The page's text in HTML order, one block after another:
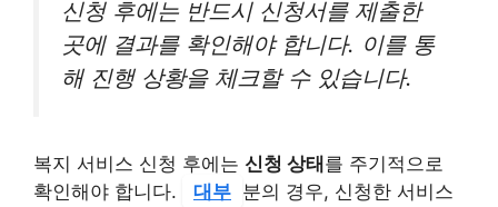
신청 후에는 반드시 신청서를 제출한
곳에 결과를 확인해야 합니다. 이를 통
해 진행 상황을 체크할 수 있습니다.
복지 서비스 신청 후에는 신청 상태 를 주기적으로
확인해야 합니다.
대부 분의 경우, 신청한 서비스